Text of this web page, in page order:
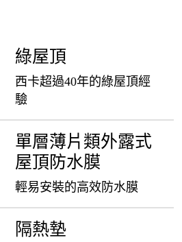
綠屋頂
西卡超過40年的綠屋頂經
驗
單層薄片類外露式
屋頂防水膜
輕易安裝的高效防水膜
隔熱墊